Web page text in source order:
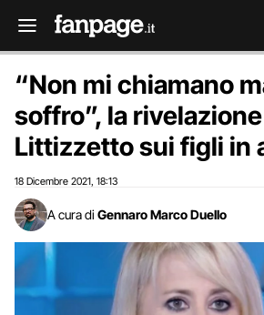
“Non mi chiamano
soffro”, la
Littizzetto sui figli in
18 Dicembre 2021 18:13
A cura di Gennaro Marco Duello